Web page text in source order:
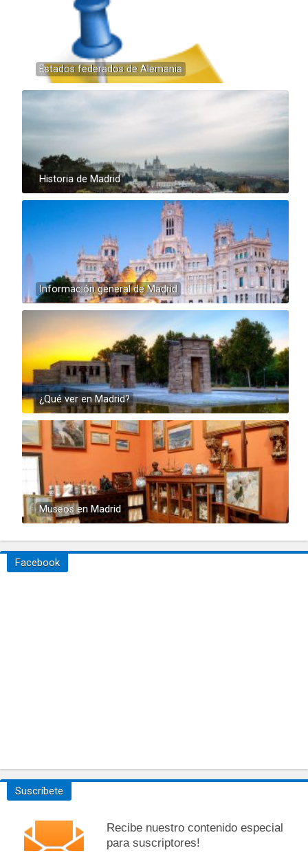
Estados federados de Alemania
Historia de Madrid
Información general de Madrid
¿Qué ver en Madrid?
Museos en Madrid
Facebook
Suscríbete
Recibe nuestro contenido especial
para suscriptores!